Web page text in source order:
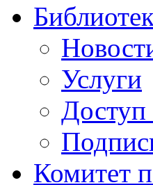
Услуги
Доступ
Комитет